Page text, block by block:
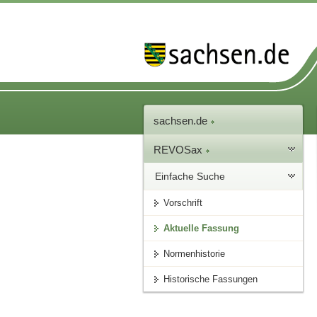
sachsen.de
REVOSax
Einfache Suche
Vorschrift
Aktuelle Fassung
Normenhistorie
Historische Fassungen